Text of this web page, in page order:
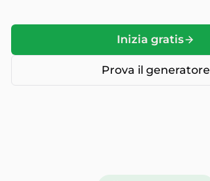
Inizia gratis
Prova il generatore